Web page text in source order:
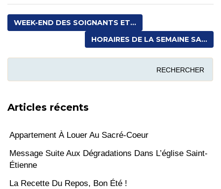
Miquey
!
WEEK-END DES SOIGNANTS ET...
HORAIRES DE LA SEMAINE SA...
Articles récents
Appartement À Louer Au Sacré-Coeur
Message Suite Aux Dégradations Dans L’église Saint-
Étienne
La Recette Du Repos, Bon Été !